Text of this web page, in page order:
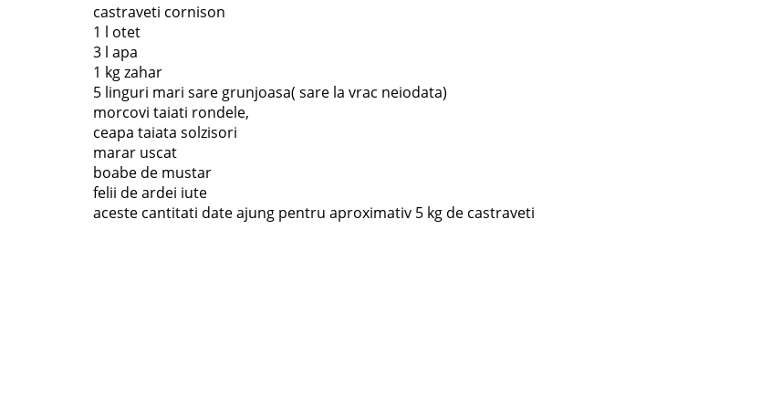
castraveti cornison
1 l otet
3 l apa
1 kg zahar
5 linguri mari sare grunjoasa( sare la vrac neiodata)
morcovi taiati rondele,
ceapa taiata solzisori
marar uscat
boabe de mustar
felii de ardei iute
aceste cantitati date ajung pentru aproximativ 5 kg de castraveti